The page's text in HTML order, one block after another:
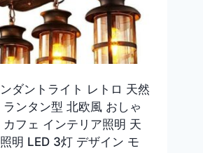
ダントライト レトロ 天然
ランタン型 北欧風 おしゃ
カフェ インテリア照明 天
明 LED 3灯 デザイン モ